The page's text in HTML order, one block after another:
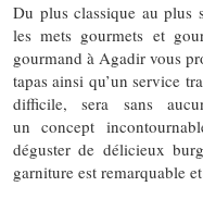
Du plus classique au plus
les mets gourmets et
gourmand à Agadir vous
tapas ainsi qu’un service
difficile, sera sans
un concept
déguster de délicieux
garniture est remarquable